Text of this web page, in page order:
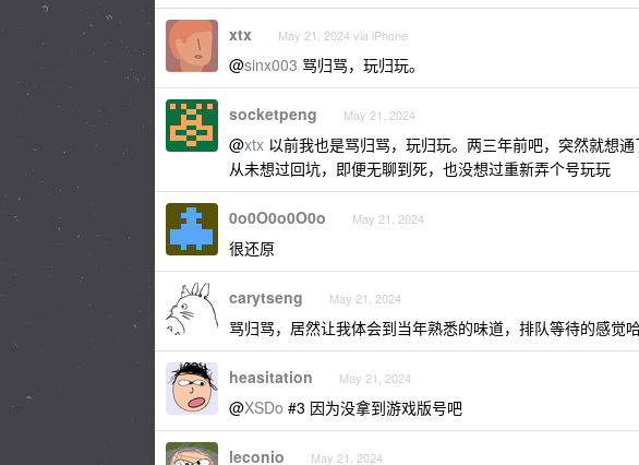
xtx May 21, 2024 via iPhone
@sinx003 骂归骂，玩归玩。
socketpeng May 21, 2024
@xtx 以前我也是骂归骂，玩归玩。两三年前吧，突然就想
从未想过回坑，即便无聊到死，也没想过重新弄个号玩玩
0o0O0o0O0o May 21, 2024
很还原
carytseng May 21, 2024
骂归骂，居然让我体会到当年熟悉的味道，排队等待的感觉
heasitation May 21, 2024
@XSDo #3 因为没拿到游戏版号吧
leconio May 21, 2024